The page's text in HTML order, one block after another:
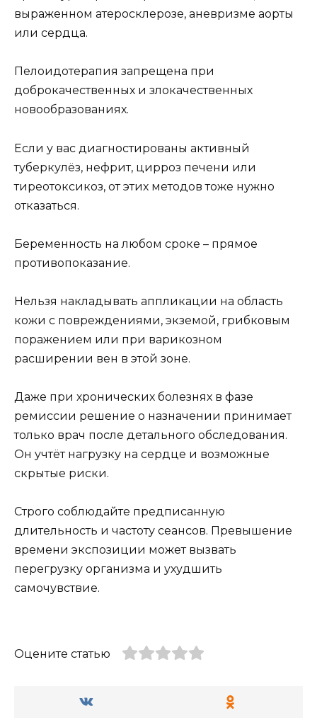
выраженном атеросклерозе, аневризме аорты
или сердца.
Пелоидотерапия запрещена при
доброкачественных и злокачественных
новообразованиях.
Если у вас диагностированы активный
туберкулёз, нефрит, цирроз печени или
тиреотоксикоз, от этих методов тоже нужно
отказаться.
Беременность на любом сроке – прямое
противопоказание.
Нельзя накладывать аппликации на область
кожи с повреждениями, экземой, грибковым
поражением или при варикозном
расширении вен в этой зоне.
Даже при хронических болезнях в фазе
ремиссии решение о назначении принимает
только врач после детального обследования.
Он учтёт нагрузку на сердце и возможные
скрытые риски.
Строго соблюдайте предписанную
длительность и частоту сеансов. Превышение
времени экспозиции может вызвать
перегрузку организма и ухудшить
самочувствие.
Оцените статью